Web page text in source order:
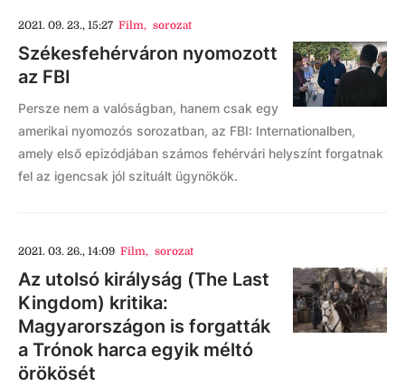
2021. 09. 23., 15:27 Film, sorozat
Székesfehérváron nyomozott
az FBI
Persze nem a valóságban, hanem csak egy
amerikai nyomozós sorozatban, az FBI: Internationalben,
amely első epizódjában számos fehérvári helyszínt forgatnak
fel az igencsak jól szituált ügynökök.
2021. 03. 26., 14:09 Film, sorozat
Az utolsó királyság (The Last
Kingdom) kritika:
Magyarországon is forgatták
a Trónok harca egyik méltó
örökösét